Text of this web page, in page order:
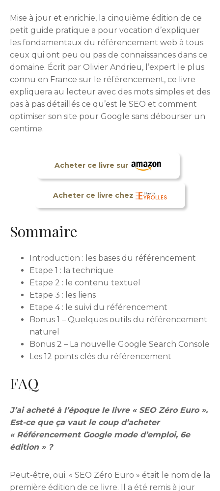
Mise à jour et enrichie, la cinquième édition de ce
petit guide pratique a pour vocation d’expliquer
les fondamentaux du référencement web à tous
ceux qui ont peu ou pas de connaissances dans ce
domaine. Écrit par Olivier Andrieu, l’expert le plus
connu en France sur le référencement, ce livre
expliquera au lecteur avec des mots simples et des
pas à pas détaillés ce qu’est le SEO et comment
optimiser son site pour Google sans débourser un
centime.
Acheter ce livre sur
Acheter ce livre chez
Sommaire
Introduction : les bases du référencement
Etape 1 : la technique
Etape 2 : le contenu textuel
Etape 3 : les liens
Etape 4 : le suivi du référencement
Bonus 1 – Quelques outils du référencement
naturel
Bonus 2 – La nouvelle Google Search Console
Les 12 points clés du référencement
FAQ
J’ai acheté à l’époque le livre « SEO Zéro Euro ».
Est-ce que ça vaut le coup d’acheter
« Référencement Google mode d’emploi, 6e
édition » ?
Peut-être, oui. « SEO Zéro Euro » était le nom de la
première édition de ce livre. Il a été remis à jour